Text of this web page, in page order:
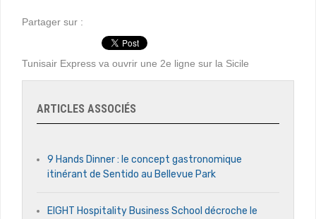
Partager sur :
Tunisair Express va ouvrir une 2e ligne sur la Sicile
ARTICLES ASSOCIÉS
9 Hands Dinner : le concept gastronomique
itinérant de Sentido au Bellevue Park
EIGHT Hospitality Business School décroche le